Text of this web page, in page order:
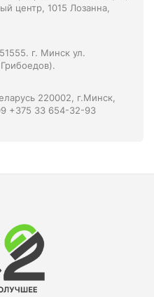
центр, 1015 Лозанна,
г. Минск ул.
220002, г.Минск,
+375 33 654-32-93